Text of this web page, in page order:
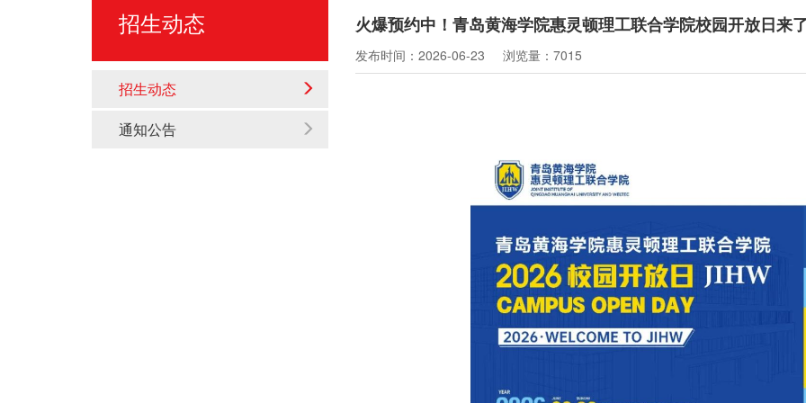
招生动态
招生动态
通知公告
火爆预约中！青岛黄海学院惠灵顿理工联合学院校园开放日来
发布时间：2026-06-23 浏览量：7015